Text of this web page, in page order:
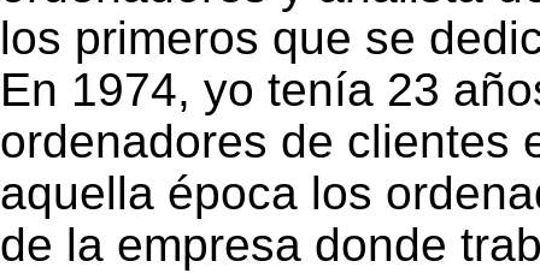
los primeros que se
En 1974, yo tenía 23
ordenadores de clientes
aquella época los
de la empresa donde